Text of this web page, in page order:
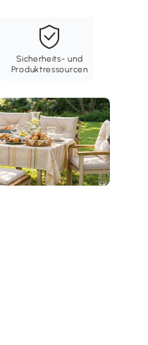
Sicherheits- und
Produktressourcen